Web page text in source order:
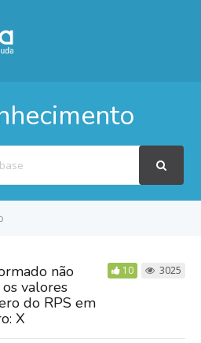
não
valores
do RPS em
X
10 3025